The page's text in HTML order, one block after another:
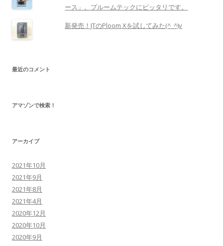
ース」。プルームテックにピッタリです。
新発売！JTのPloom Xを試してみた(^_^)v
最近のコメント
アマゾンで検索！
アーカイブ
2021年10月
2021年9月
2021年8月
2021年4月
2020年12月
2020年10月
2020年9月